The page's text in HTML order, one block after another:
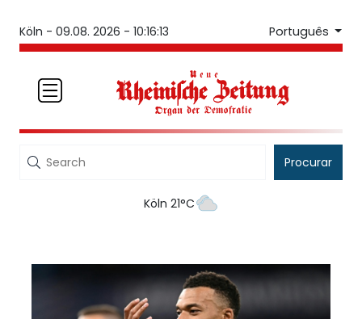
Köln - 09.08. 2026 - 10:16:13 Português
Procurar
Köln 21°C